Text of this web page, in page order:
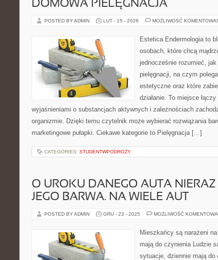
DOMOWA PIELĘGNACJA
POSTED BY ADMIN LUT - 15 - 2026 MOŻLIWOŚĆ
Estetica Endermologia to
osobach, które chcą
jednocześnie rozumieć, jak
pielęgnacji, na czym
estetyczne oraz które
działanie. To miejsce
wyjaśnieniami o substancjach aktywnych i zależnościach
organizmie. Dzięki temu czytelnik może wybierać rozwiązania
marketingowe pułapki. Ciekawe kategorie to Pielęgnacja […]
CATEGORIES: STUDENTWPODROZY
O UROKU DANEGO AUTA
JEGO BARWA. NA WIELE AUT
POSTED BY ADMIN GRU - 23 - 2025 MOŻLIWOŚĆ
Mieszkańcy są narażeni
mają do czynienia Ludzie
sytuacje, dziennie mają do